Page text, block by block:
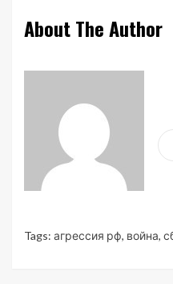
About The Author
Tags: агрессия рф, война,